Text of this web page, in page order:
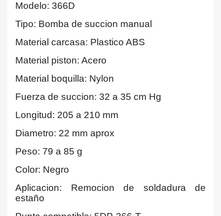
Modelo: 366D
Tipo: Bomba de succion manual
Material carcasa: Plastico ABS
Material piston: Acero
Material boquilla: Nylon
Fuerza de succion: 32 a 35 cm Hg
Longitud: 205 a 210 mm
Diametro: 22 mm aprox
Peso: 79 a 85 g
Color: Negro
Aplicacion: Remocion de soldadura de
estaño